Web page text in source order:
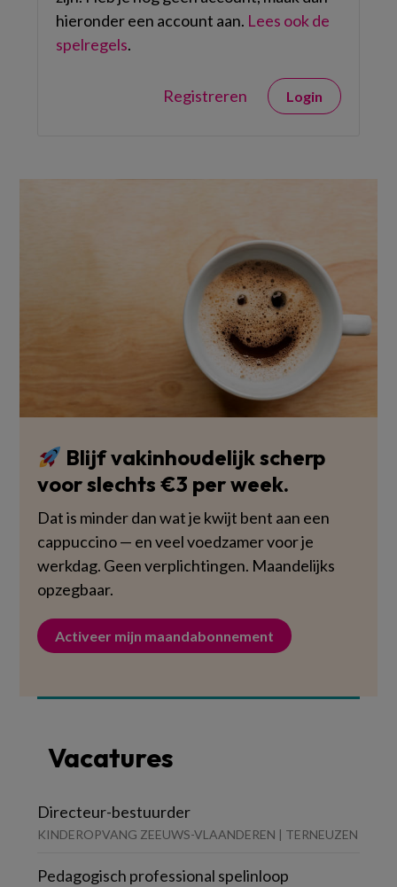
hieronder een account aan. Lees ook de
spelregels.
Registreren Login
Blijf vakinhoudelijk scherp
voor slechts €3 per week.
Dat is minder dan wat je kwijt bent aan een
cappuccino — en veel voedzamer voor je
werkdag. Geen verplichtingen. Maandelijks
opzegbaar.
Activeer mijn maandabonnement
Vacatures
Directeur-bestuurder
KINDEROPVANG ZEEUWS-VLAANDEREN | TERNEUZEN
Pedagogisch professional spelinloop